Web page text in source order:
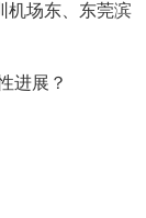
机场东、东莞滨
进展？